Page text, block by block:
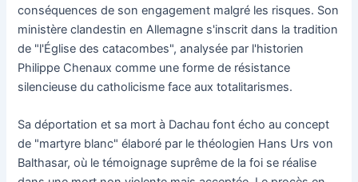
conséquences de son engagement malgré les risques. Son
ministère clandestin en Allemagne s'inscrit dans la tradition
de "l'Église des catacombes", analysée par l'historien
Philippe Chenaux comme une forme de résistance
silencieuse du catholicisme face aux totalitarismes.
Sa déportation et sa mort à Dachau font écho au concept
de "martyre blanc" élaboré par le théologien Hans Urs von
Balthasar, où le témoignage suprême de la foi se réalise